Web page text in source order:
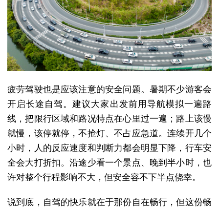
疲劳驾驶也是应该注意的安全问题。暑期不少游客会
开启长途自驾。建议大家出发前用导航模拟一遍路
线，把限行区域和路况特点在心里过一遍；路上该慢
就慢，该停就停，不抢灯、不占应急道。连续开几个
小时，人的反应速度和判断力都会明显下降，行车安
全会大打折扣。沿途少看一个景点、晚到半小时，也
许对整个行程影响不大，但安全容不下半点侥幸。
说到底，自驾的快乐就在于那份自在畅行，但这份畅